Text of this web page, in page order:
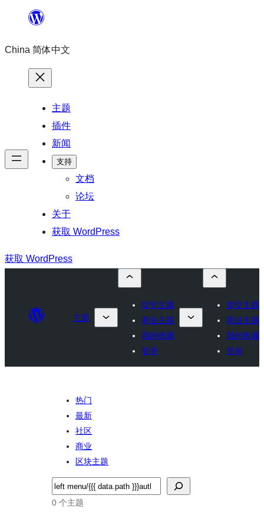
内
China 简体中文
主题
插件
新闻
支持
文档
论坛
关于
获取 WordPress
获取 WordPress
主题
提交主题
商业主题
我的收藏
登录
提交主题
商业主题
我的收藏
登录
热门
最新
社区
商业
区块主题
搜
索
0 个主题